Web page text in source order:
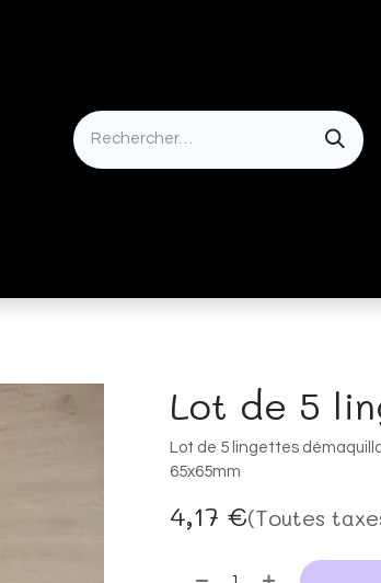
Lot de 5
Lot de 5 lingettes
65x65mm
4,17 €(Toutes